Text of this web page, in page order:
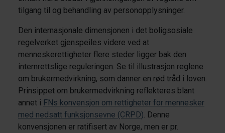
tilgang til og behandling av personopplysninger.
Den internasjonale dimensjonen i det boligsosiale
regelverket gjenspeiles videre ved at
menneskerettigheter flere steder ligger bak den
internrettslige reguleringen. Se til illustrasjon reglene
om brukermedvirkning, som danner en rød tråd i loven.
Prinsippet om brukermedvirkning reflekteres blant
annet i FNs konvensjon om rettigheter for mennesker
med nedsatt funksjonsevne (CRPD) . Denne
konvensjonen er ratifisert av Norge, men er pr.